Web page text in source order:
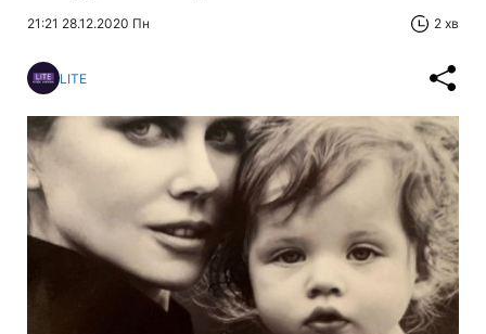
21:21 28.12.2020 Пн 2 хв
LITE